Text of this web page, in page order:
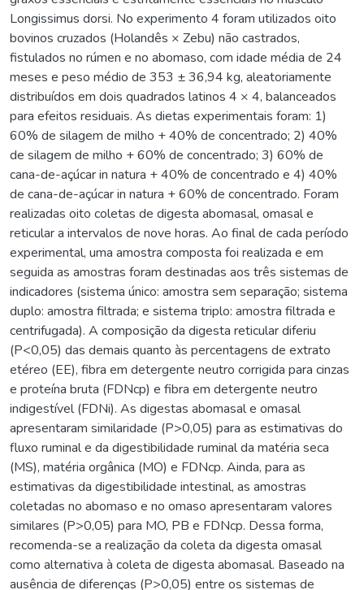
Longissimus dorsi. No experimento 4 foram utilizados oito
bovinos cruzados (Holandês × Zebu) não castrados,
fistulados no rúmen e no abomaso, com idade média de 24
meses e peso médio de 353 ± 36,94 kg, aleatoriamente
distribuídos em dois quadrados latinos 4 × 4, balanceados
para efeitos residuais. As dietas experimentais foram: 1)
60% de silagem de milho + 40% de concentrado; 2) 40%
de silagem de milho + 60% de concentrado; 3) 60% de
cana-de-açúcar in natura + 40% de concentrado e 4) 40%
de cana-de-açúcar in natura + 60% de concentrado. Foram
realizadas oito coletas de digesta abomasal, omasal e
reticular a intervalos de nove horas. Ao final de cada período
experimental, uma amostra composta foi realizada e em
seguida as amostras foram destinadas aos três sistemas de
indicadores (sistema único: amostra sem separação; sistema
duplo: amostra filtrada; e sistema triplo: amostra filtrada e
centrifugada). A composição da digesta reticular diferiu
(P<0,05) das demais quanto às percentagens de extrato
etéreo (EE), fibra em detergente neutro corrigida para cinzas
e proteína bruta (FDNcp) e fibra em detergente neutro
indigestível (FDNi). As digestas abomasal e omasal
apresentaram similaridade (P>0,05) para as estimativas do
fluxo ruminal e da digestibilidade ruminal da matéria seca
(MS), matéria orgânica (MO) e FDNcp. Ainda, para as
estimativas da digestibilidade intestinal, as amostras
coletadas no abomaso e no omaso apresentaram valores
similares (P>0,05) para MO, PB e FDNcp. Dessa forma,
recomenda-se a realização da coleta da digesta omasal
como alternativa à coleta de digesta abomasal. Baseado na
ausência de diferenças (P>0,05) entre os sistemas de